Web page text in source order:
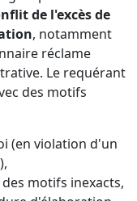
de l'excès de
, notamment
réclame
Le requérant
des motifs
(en violation d'un
motifs inexacts,